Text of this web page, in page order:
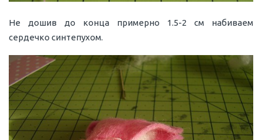
Не дошив до конца примерно 1.5-2 см набиваем
сердечко синтепухом.